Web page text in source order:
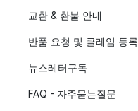
교환 & 환불 안내
반품 요청 및 클레임 등록
뉴스레터구독
FAQ - 자주묻는질문